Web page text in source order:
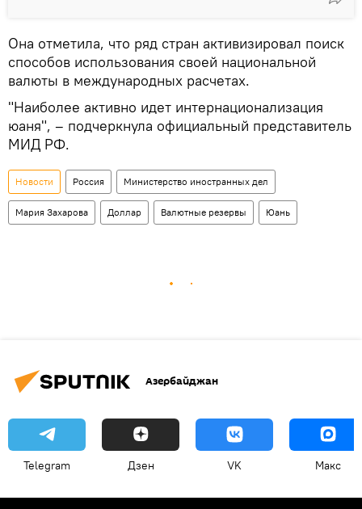
Она отметила, что ряд стран активизировал поиск
способов использования своей национальной
валюты в международных расчетах.
"Наиболее активно идет интернационализация
юаня", – подчеркнула официальный представитель
МИД РФ.
Новости Россия Министерство иностранных дел
Мария Захарова Доллар Валютные резервы Юань
Азербайджан
Telegram Дзен VK Макс